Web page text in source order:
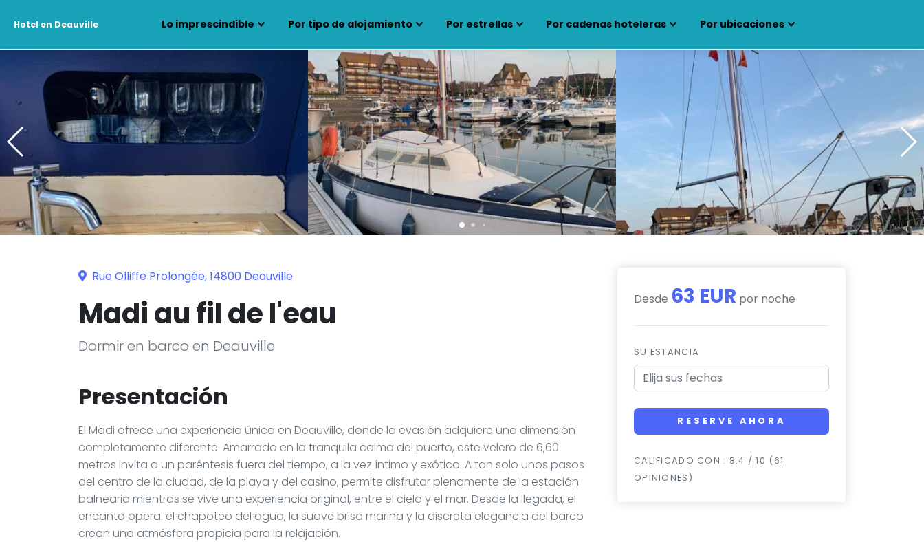
Hotel en Deauville Lo imprescindible Por tipo de alojamiento Por estrellas Por cadenas hoteleras Por ubicaciones
Rue Olliffe Prolongée, 14800 Deauville
Madi au fil de l'eau
Dormir en barco en Deauville
Presentación
El Madi ofrece una experiencia única en Deauville, donde la evasión adquiere una dimensión
completamente diferente. Amarrado en la tranquila calma del puerto, este velero de 6,60
metros invita a un paréntesis fuera del tiempo, a la vez íntimo y exótico. A tan solo unos pasos
del centro de la ciudad, de la playa y del casino, permite disfrutar plenamente de la estación
balnearia mientras se vive una experiencia original, entre el cielo y el mar. Desde la llegada, el
encanto opera: el chapoteo del agua, la suave brisa marina y la discreta elegancia del barco
crean una atmósfera propicia para la relajación.
Desde 63 EUR por noche
SU ESTANCIA
RESERVE AHORA
CALIFICADO CON : 8.4 / 10 (61
OPINIONES)